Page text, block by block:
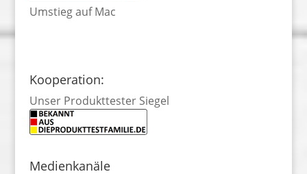
Umstieg auf Mac
Kooperation:
Unser Produkttester Siegel
Medienkanäle